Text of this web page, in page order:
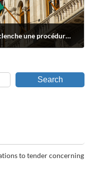
Etat de droit: l’Union européenne déclenche une procédure contre la Hongrie
Search
to tender concerning